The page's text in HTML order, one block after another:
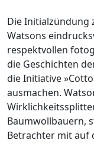
Die Initialzündung
Watsons
respektvollen
die Geschichten
die Initiative
ausmachen.
Baumwollbauern,
Betrachter mit auf